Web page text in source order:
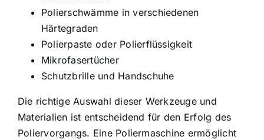
Polierschwämme in verschiedenen
Härtegraden
Polierpaste oder Polierflüssigkeit
Mikrofasertücher
Schutzbrille und Handschuhe
Die richtige Auswahl dieser Werkzeuge und
Materialien ist entscheidend für den Erfolg des
Poliervorgangs. Eine Poliermaschine ermöglicht